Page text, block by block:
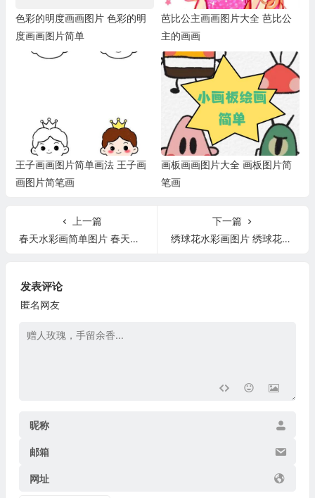
色彩的明度画画图片 色彩的明
度画画图片简单
芭比公主画画图片大全 芭比公
主的画画
王子画画图片简单画法 王子画
画图片简笔画
画板画画图片大全 画板图片简
笔画
上一篇
春天水彩画简单图片 春天水彩画简单图片幼儿版
下一篇
绣球花水彩画图片 绣球花水彩画步骤图片
发表评论
匿名网友
昵称
邮箱
网址